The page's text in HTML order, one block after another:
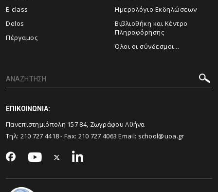
E-class
Delos
Πέργαμος
Ημερολόγιο Εκδηλώσεων
Βιβλιοθήκη και Κέντρο
Πληροφόρησης
Όλοι οι σύνδεσμοι...
ΕΠΙΚΟΙΝΩΝΙΑ:
Πανεπιστημιόπολη 157 84, Ζωγράφου Αθήνα
Τηλ: 210 727 4418- Fax: 210 727 4063 Email: school@uoa.gr